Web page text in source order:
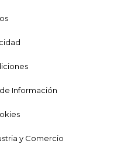
Información
y Comercio